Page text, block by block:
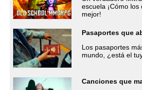
escuela ¡Cómo
mejor!
Pasaportes que
Los pasaportes
mundo, ¿está el
Canciones que